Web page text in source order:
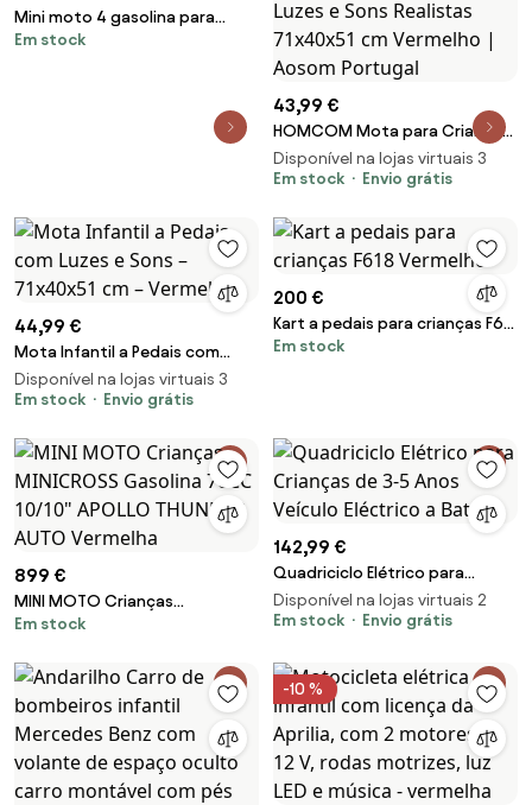
Mini moto 4 gasolina para
crianças 49cc Raptor R4
Em stock
43,99 €
HOMCOM Mota para Crianças
acima de 18 Meses Mota a
Pedais para Crianças com 3
71x40x51 cm Vermelho | Aosom
Portugal
Disponível na lojas virtuais 3
Em stock
Envio grátis
44,99 €
Mota Infantil a Pedais com
Luzes e Sons – 71x40x51 cm –
Vermelha
Disponível na lojas virtuais 3
Em stock
Envio grátis
200 €
Kart a pedais para crianças F618
Vermelho
Em stock
899 €
MINI MOTO Crianças
MINICROSS Gasolina 70CC
Vermelha
Em stock
142,99 €
Quadriciclo Elétrico para
Crianças de 3-5 Anos Veículo
Eléctrico a Bat
Disponível na lojas virtuais 2
Em stock
Envio grátis
-10 %